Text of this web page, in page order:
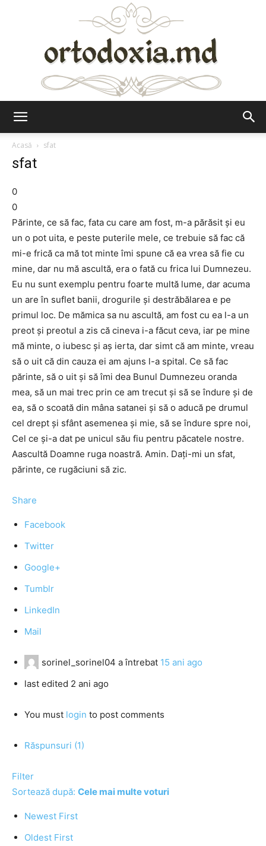
Acasă
sfat
sfat
0
0
Părinte, ce să fac, fata cu care am fost, m-a părăsit şi eu
un o pot uita, e peste puterile mele, ce trebuie să fac că
mi-e frică ca mă tot minte îmi spune că ea vrea să fie cu
mine, dar nu mă ascultă, era o fată cu frica lui Dumnezeu.
Eu nu sunt exemplu pentru foarte multă lume, dar acuma
un are în suflet banii, drogurile şi destrăbălarea e pe
primul loc. De mămica sa nu ascultă, am fost cu ea l-a un
preot şi preotul a zis că cineva i-a făcut ceva, iar pe mine
mă minte, o iubesc şi aş ierta, dar simt că am minte, vreau
să o uit că din cauza ei am ajuns l-a spital. Ce să fac
părinte, să o uit şi să îmi dea Bunul Dumnezeu oranda
mea, să un mai trec prin ce am trecut şi să se îndure şi de
ea, să o scoată din mâna satanei şi să o aducă pe drumul
cel drept şi sfânt asemenea şi mie, să se îndure spre noi,
Cel ce şi-a dat pe unicul său fiu pentru păcatele nostre.
Aascultă Doamne ruga noastră. Amin. Daţi-mi un sfat,
părinte, ce rugăciuni să zic.
Share
Facebook
Twitter
Google+
Tumblr
LinkedIn
Mail
sorinel_sorinel04 a întrebat 15 ani ago
last edited 2 ani ago
You must login to post comments
Răspunsuri (1)
Filter
Sortează după: Cele mai multe voturi
Newest First
Oldest First